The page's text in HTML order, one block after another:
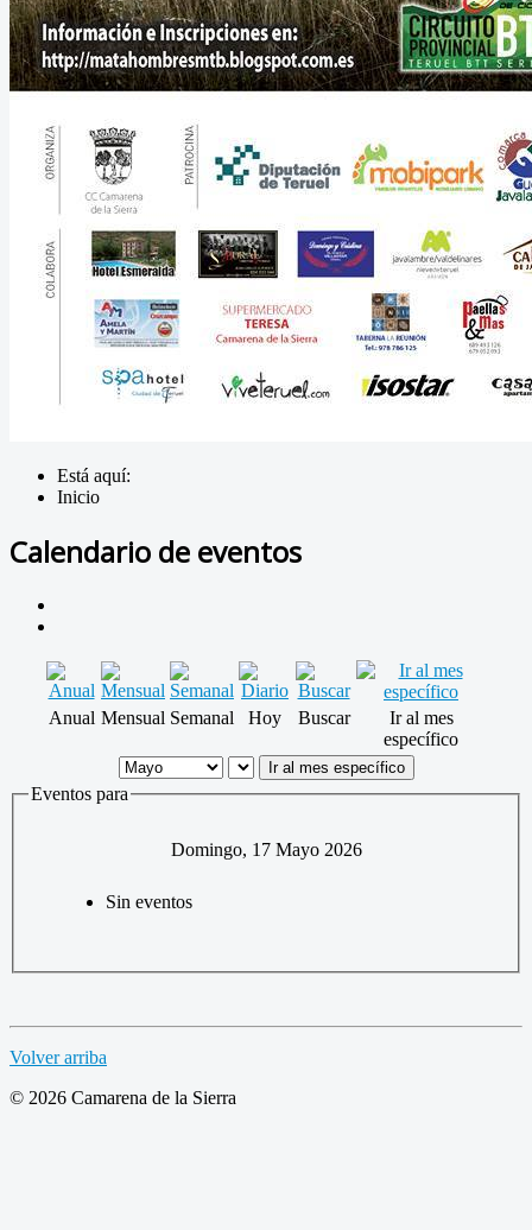
Está aquí:
Inicio
Calendario de eventos
Anual Mensual Semanal Hoy Buscar
Ir al mes
específico
Ir al mes específico
Eventos para
Domingo, 17 Mayo 2026
Sin eventos
Volver arriba
© 2026 Camarena de la Sierra